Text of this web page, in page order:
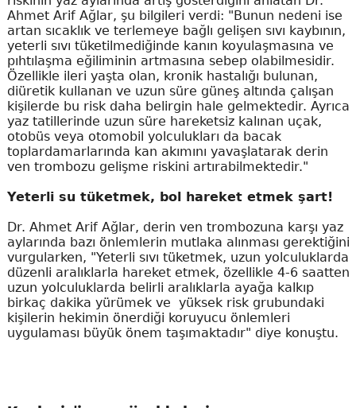
Ahmet Arif Ağlar, şu bilgileri verdi: "Bunun nedeni ise
artan sıcaklık ve terlemeye bağlı gelişen sıvı kaybının,
yeterli sıvı tüketilmediğinde kanın koyulaşmasına ve
pıhtılaşma eğiliminin artmasına sebep olabilmesidir.
Özellikle ileri yaşta olan, kronik hastalığı bulunan,
diüretik kullanan ve uzun süre güneş altında çalışan
kişilerde bu risk daha belirgin hale gelmektedir. Ayrıca
yaz tatillerinde uzun süre hareketsiz kalınan uçak,
otobüs veya otomobil yolculukları da bacak
toplardamarlarında kan akımını yavaşlatarak derin
ven trombozu gelişme riskini artırabilmektedir."
Yeterli su tüketmek, bol hareket etmek şart!
Dr. Ahmet Arif Ağlar, derin ven trombozuna karşı yaz
aylarında bazı önlemlerin mutlaka alınması gerektiğini
vurgularken, "Yeterli sıvı tüketmek, uzun yolculuklarda
düzenli aralıklarla hareket etmek, özellikle 4-6 saatten
uzun yolculuklarda belirli aralıklarla ayağa kalkıp
birkaç dakika yürümek ve yüksek risk grubundaki
kişilerin hekimin önerdiği koruyucu önlemleri
uygulaması büyük önem taşımaktadır" diye konuştu.